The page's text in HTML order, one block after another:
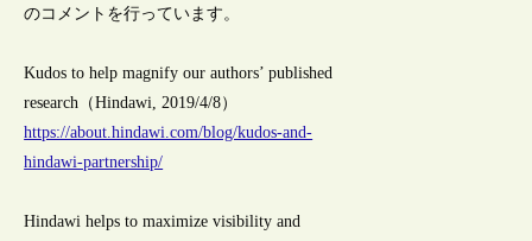
のコメントを行っています。
Kudos to help magnify our authors’ published
research（Hindawi, 2019/4/8）
https://about.hindawi.com/blog/kudos-and-
hindawi-partnership/
Hindawi helps to maximize visibility and